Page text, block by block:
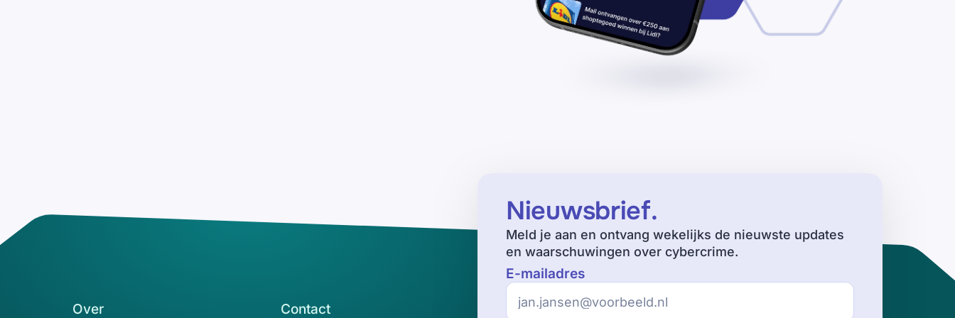
Nieuwsbrief.
Meld je aan en ontvang wekelijks de nieuwste updates
en waarschuwingen over cybercrime.
E-mailadres
Over Contact